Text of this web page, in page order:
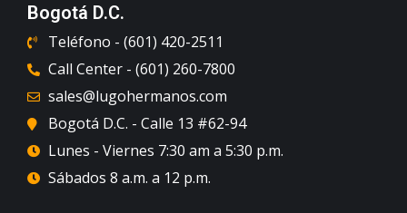
Bogotá D.C.
Teléfono - (601) 420-2511
Call Center - (601) 260-7800
sales@lugohermanos.com
Bogotá D.C. - Calle 13 #62-94
Lunes - Viernes 7:30 am a 5:30 p.m.
Sábados 8 a.m. a 12 p.m.